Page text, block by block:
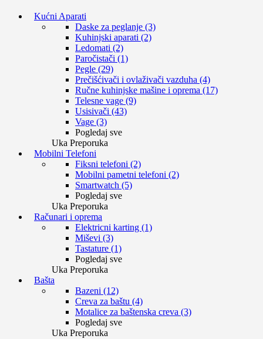
Kućni Aparati
Daske za peglanje (3)
Kuhinjski aparati (2)
Ledomati (2)
Paročistači (1)
Pegle (29)
Prečišćivači i ovlaživači vazduha (4)
Ručne kuhinjske mašine i oprema (17)
Telesne vage (9)
Usisivači (43)
Vage (3)
Pogledaj sve
Uka Preporuka
Mobilni Telefoni
Fiksni telefoni (2)
Mobilni pametni telefoni (2)
Smartwatch (5)
Pogledaj sve
Uka Preporuka
Računari i oprema
Elektricni karting (1)
Miševi (3)
Tastature (1)
Pogledaj sve
Uka Preporuka
Bašta
Bazeni (12)
Creva za baštu (4)
Motalice za baštenska creva (3)
Pogledaj sve
Uka Preporuka